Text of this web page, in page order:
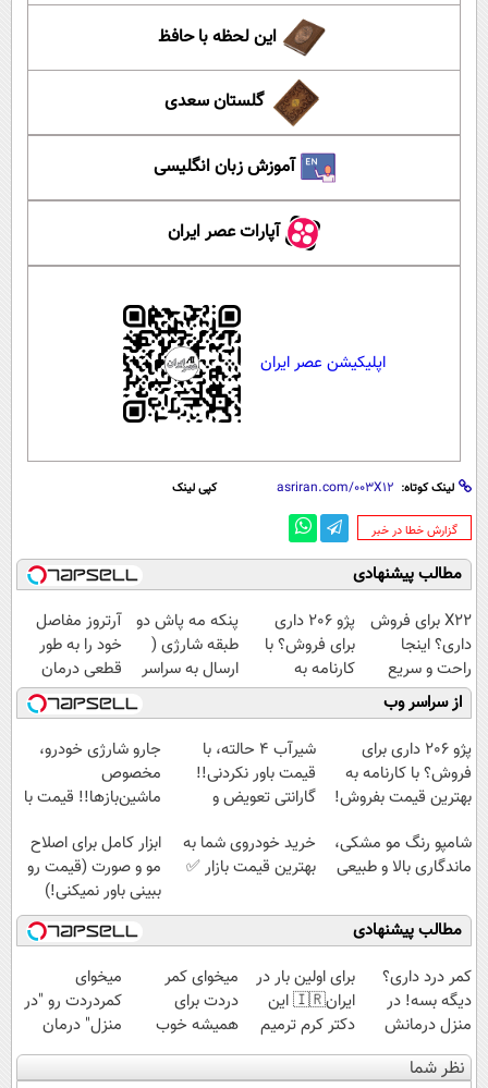
این لحظه با حافظ
گلستان سعدی
آموزش زبان انگلیسی
آپارات عصر ایران
اپلیکیشن عصر ایران
لینک کوتاه: کپی لینک
‌گزارش خطا در خبر
مطالب پیشنهادی
X22 برای فروش
داری؟ اینجا
راحت و سریع
بفروشش
پژو 206 داری
برای فروش؟ با
کارنامه به
بهترین قیمت
بفروش!
پنکه مه پاش دو
طبقه شارژی (
ارسال به سراسر
کشور)
آرتروز مفاصل
خود را به طور
قطعی درمان
کنید!
◗پرسش‌نامه◖
از سراسر وب
پژو 206 داری برای
فروش؟ با کارنامه به
بهترین قیمت بفروش!
شیر‌آب ۴ حالته، با
قیمت باور نکردنی!!
گارانتی تعویض و
جارو شارژی خودرو،
مخصوص
ماشین‌باز‌ها!! قیمت با
1,499,000
شامپو رنگ مو مشکی،
ماندگاری بالا و طبیعی
خرید خودروی شما به
بهترین قیمت بازار ✅
ابزار کامل برای اصلاح
مو و صورت (قیمت رو
ببینی باور نمیکنی!)
مطالب پیشنهادی
کمر درد داری؟
دیگه بسه! در
منزل درمانش
کن
(◀پرسش‌نامه)
برای اولین بار در
ایران🇮🇷 این
دکتر کرم ترمیم
کننده 23 روزه
ساخت!
میخوای کمر
دردت برای
همیشه خوب
شه؟ ◀
پرسش‌نامه رو پر
میخوای
کمردردت رو "در
منزل" درمان
کنی؟ (◂فیلم +
◂پرسش‌نامه)
نظر شما